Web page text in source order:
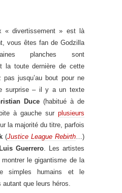
« divertissement » est là
vous êtes fan de Godzilla
planches sont
la toute dernière de cette
jusqu’au bout pour ne
surprise – il y a un texte
Duce(habitué à de
à gauche sur plusieurs
la majorité du titre, parfois
(Justice League Rebirth …)
Guerrero . Les artistes
le gigantisme de la
simples humains et le
que leurs héros.